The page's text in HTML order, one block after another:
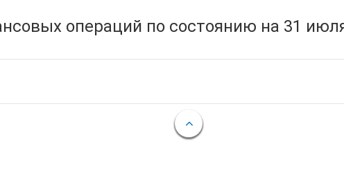
операций по состоянию на 31